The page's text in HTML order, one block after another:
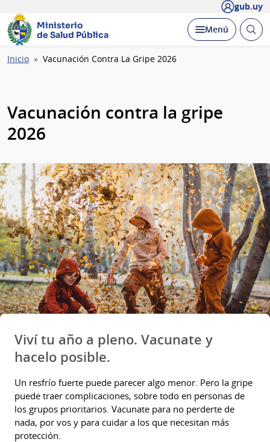
gub.uy
Ministerio
de Salud Pública
Desplegar
Menú Abrir
Ruta
Inicio Vacunación Contra La Gripe 2026
Vacunación contra la gripe
2026
Viví tu año a pleno. Vacunate y
hacelo posible.
Un resfrío fuerte puede parecer algo menor. Pero la gripe
puede traer complicaciones, sobre todo en personas de
los grupos prioritarios. Vacunate para no perderte de
nada, por vos y para cuidar a los que necesitan más
protección.